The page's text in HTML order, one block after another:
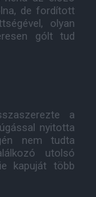
de fordított
olyan
gólt tud
a
nyitotta
nem tudta
utolsó
kapuját több